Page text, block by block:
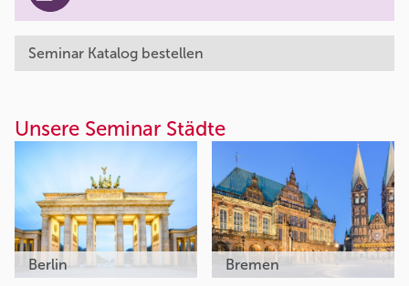
Seminar Katalog bestellen
Unsere Seminar Städte
Berlin Bremen